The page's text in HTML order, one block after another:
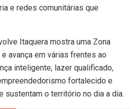
e redes comunitárias que
Itaquera mostra uma Zona
avança em várias frentes ao
inteligente, lazer qualificado,
fortalecido e
sustentam o território no dia a dia.